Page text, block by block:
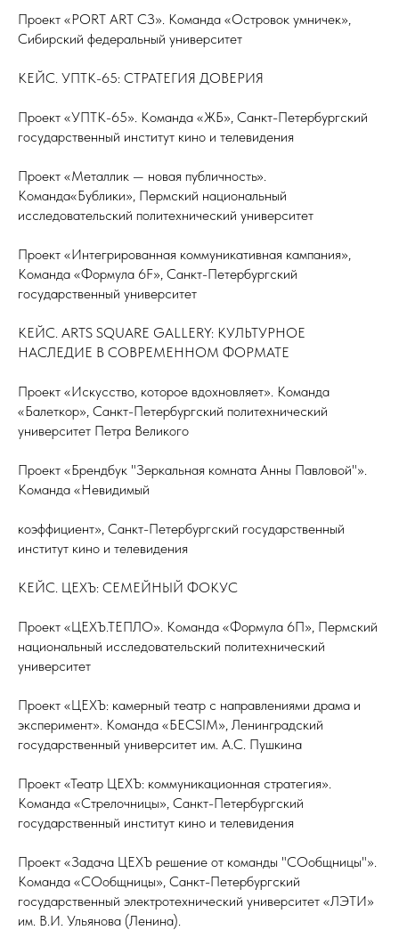
Проект «PORT ART СЗ». Команда «Островок умничек»,
Сибирский федеральный университет
КЕЙС. УПТК-65: СТРАТЕГИЯ ДОВЕРИЯ
Проект «УПТК-65». Команда «ЖБ», Санкт-Петербургский
государственный институт кино и телевидения
Проект «Металлик — новая публичность».
Команда«Бублики», Пермский национальный
исследовательский политехнический университет
Проект «Интегрированная коммуникативная кампания»,
Команда «Формула 6F», Санкт-Петербургский
государственный университет
КЕЙС. ARTS SQUARE GALLERY: КУЛЬТУРНОЕ
НАСЛЕДИЕ В СОВРЕМЕННОМ ФОРМАТE
Проект «Искусство, которое вдохновляет». Команда
«Балеткор», Санкт-Петербургский политехнический
университет Петра Великого
Проект «Брендбук "Зеркальная комната Анны Павловой"».
Команда «Невидимый
коэффициент», Санкт-Петербургский государственный
институт кино и телевидения
КЕЙС. ЦЕХЪ: СЕМЕЙНЫЙ ФОКУС
Проект «ЦЕХЪ.ТЕПЛО». Команда «Формула 6П», Пермский
национальный исследовательский политехнический
университет
Проект «ЦЕХЪ: камерный театр с направлениями драма и
эксперимент». Команда «БЕСSIM», Ленинградский
государственный университет им. А.С. Пушкина
Проект «Театр ЦЕХЪ: коммуникационная стратегия».
Команда «Стрелочницы», Санкт-Петербургский
государственный институт кино и телевидения
Проект «Задача ЦЕХЪ решение от команды "СОобщницы"».
Команда «СОобщницы», Санкт-Петербургский
государственный электротехнический университет «ЛЭТИ»
им. В.И. Ульянова (Ленина).